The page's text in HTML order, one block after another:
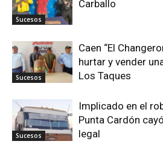
Sucesos
Carballo
Sucesos
Caen “El
hurtar y vender
Los Taques
Sucesos
Implicado en el
Punta Cardón
legal